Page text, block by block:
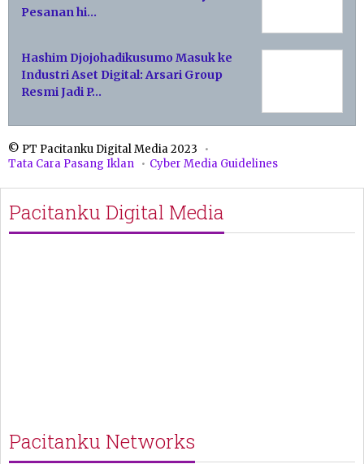
Pesanan hi…
Hashim Djojohadikusumo Masuk ke
Industri Aset Digital: Arsari Group
Resmi Jadi P…
© PT Pacitanku Digital Media 2023
Tata Cara Pasang Iklan
Cyber Media Guidelines
Pacitanku Digital Media
Pacitanku Networks